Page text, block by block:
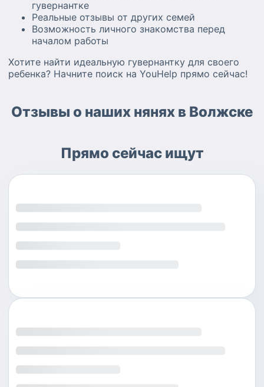
гувернантке
Реальные отзывы от других семей
Возможность личного знакомства перед
началом работы
Хотите найти идеальную гувернантку для своего
ребенка? Начните поиск на YouHelp прямо сейчас!
Отзывы о наших нянях в Волжске
Прямо сейчас ищут